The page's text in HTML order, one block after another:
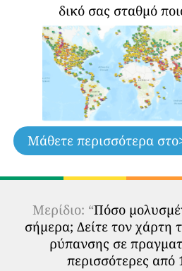
δικό σας σταθμό
Μάθετε περισσότερα στο
Μερίδιο: “Πόσο
σήμερα; Δείτε τον χάρτη
ρύπανσης σε
περισσότερες από